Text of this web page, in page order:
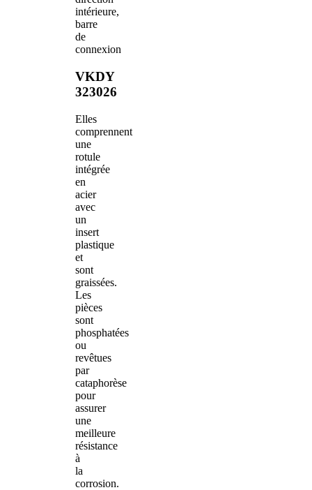
intérieure,
barre
de
connexion
VKDY
323026
Elles
comprennent
une
rotule
intégrée
en
acier
avec
un
insert
plastique
et
sont
graissées.
Les
pièces
sont
phosphatées
ou
revêtues
par
cataphorèse
pour
assurer
une
meilleure
résistance
à
la
corrosion.